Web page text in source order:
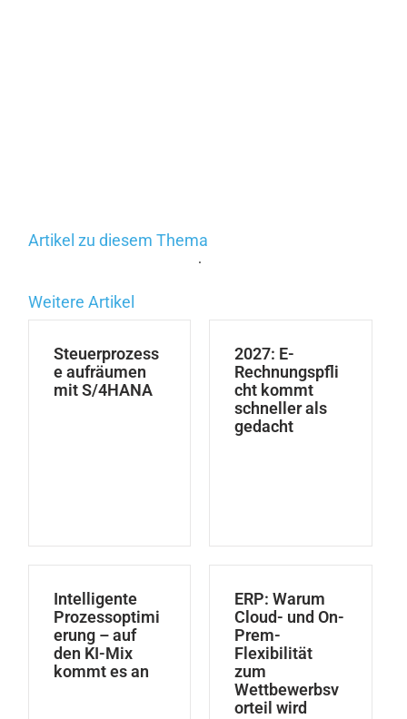
Artikel zu diesem Thema
.
Weitere Artikel
Steuerprozess
e aufräumen
mit S/4HANA
2027: E-
Rechnungspfli
cht kommt
schneller als
gedacht
Intelligente
Prozessoptimi
erung – auf
den KI-Mix
kommt es an
ERP: Warum
Cloud- und On-
Prem-
Flexibilität
zum
Wettbewerbsv
orteil wird